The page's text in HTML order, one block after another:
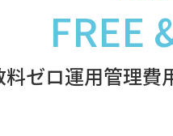
FREE
料ゼロ運用管理